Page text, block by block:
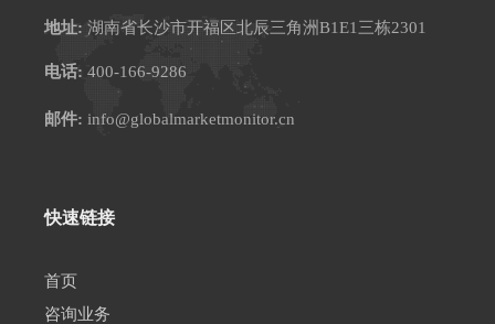
地址: 湖南省长沙市开福区北辰三角洲B1E1三栋2301
电话: 400-166-9286
邮件: info@globalmarketmonitor.cn
快速链接
首页
咨询业务